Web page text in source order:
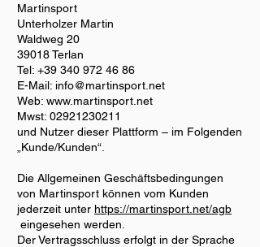
Martinsport
Unterholzer Martin
Waldweg 20
39018 Terlan
Tel: +39 340 972 46 86
E-Mail: info@martinsport.net
Web: www.martinsport.net
Mwst: 02921230211
und Nutzer dieser Plattform – im Folgenden
„Kunde/Kunden“.
Die Allgemeinen Geschäftsbedingungen
von Martinsport können vom Kunden
jederzeit unter https://martinsport.net/agb
eingesehen werden.
Der Vertragsschluss erfolgt in der Sprache